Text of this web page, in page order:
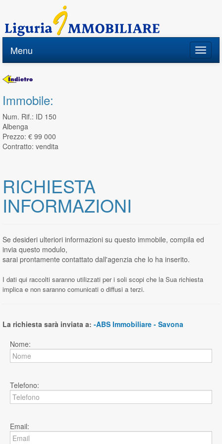
Toggle
Menu
Immobile:
Num. Rif.: ID 150
Albenga
Prezzo: € 99 000
Contratto: vendita
RICHIESTA
INFORMAZIONI
Se desideri ulteriori informazioni su questo immobile, compila ed
invia questo modulo,
sarai prontamente contattato dall'agenzia che lo ha inserito.
I dati qui raccolti saranno utilizzati per i soli scopi che la Sua richiesta
implica e non saranno comunicati o diffusi a terzi.
La richiesta sarà inviata a: -ABS Immobiliare - Savona
Nome:
Telefono:
Email: